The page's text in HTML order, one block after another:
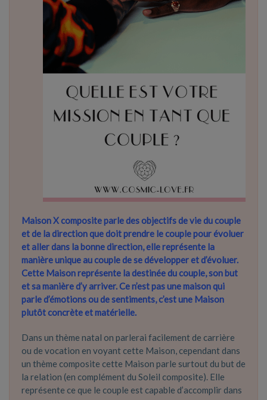
Maison X composite parle des objectifs de vie du couple
et de la direction que doit prendre le couple pour évoluer
et aller dans la bonne direction, elle représente la
manière unique au couple de se développer et d’évoluer.
Cette Maison représente la destinée du couple, son but
et sa manière d’y arriver. Ce n’est pas une maison qui
parle d’émotions ou de sentiments, c’est une Maison
plutôt concrète et matérielle.
Dans un thème natal on parlerai facilement de carrière
ou de vocation en voyant cette Maison, cependant dans
un thème composite cette Maison parle surtout du but de
la relation (en complément du Soleil composite). Elle
représente ce que le couple est capable d’accomplir dans